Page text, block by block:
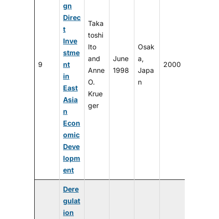
9
gn
Direc
t
Inve
stme
nt
in
East
Asia
n
Econ
omic
Deve
lopm
ent
Taka
toshi
Ito
and
Anne
O.
Krue
ger
June
1998
Osak
a,
Japa
n
2000
Dere
gulat
ion